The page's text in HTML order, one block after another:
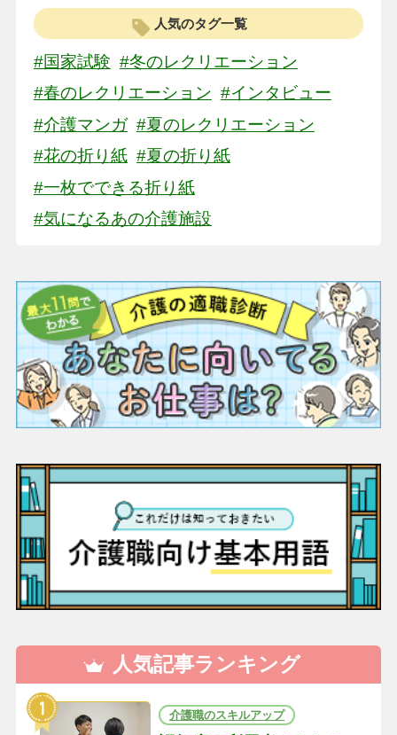
人気のタグ一覧
#国家試験 #冬のレクリエーション
#春のレクリエーション #インタビュー
#介護マンガ #夏のレクリエーション
#花の折り紙 #夏の折り紙
#一枚でできる折り紙
#気になるあの介護施設
人気記事ランキング
介護職のスキルアップ